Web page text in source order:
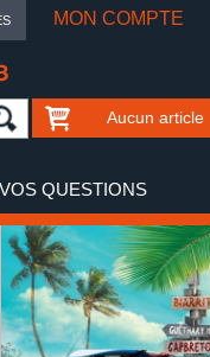
MON COMPTE
Aucun article
VOS QUESTIONS